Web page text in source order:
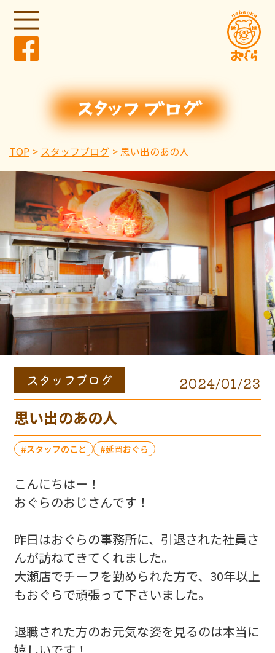
TOP スタッフブログ 思い出のあの人
スタッフブログ 2024/01/23
思い出のあの人
スタッフのこと 延岡おぐら
こんにちはー！
おぐらのおじさんです！
昨日はおぐらの事務所に、引退された社員さ
んが訪ねてきてくれました。
大瀬店でチーフを勤められた方で、30年以上
もおぐらで頑張って下さいました。
退職された方のお元気な姿を見るのは本当に